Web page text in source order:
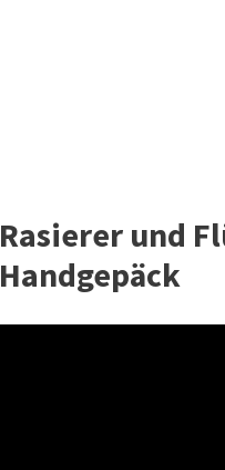
Rasierer und
Handgepäck